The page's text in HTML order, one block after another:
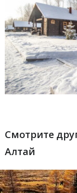
Смотрите
Алтай